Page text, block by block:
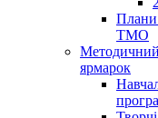
Плани
ТМО
Методичний
ярмарок